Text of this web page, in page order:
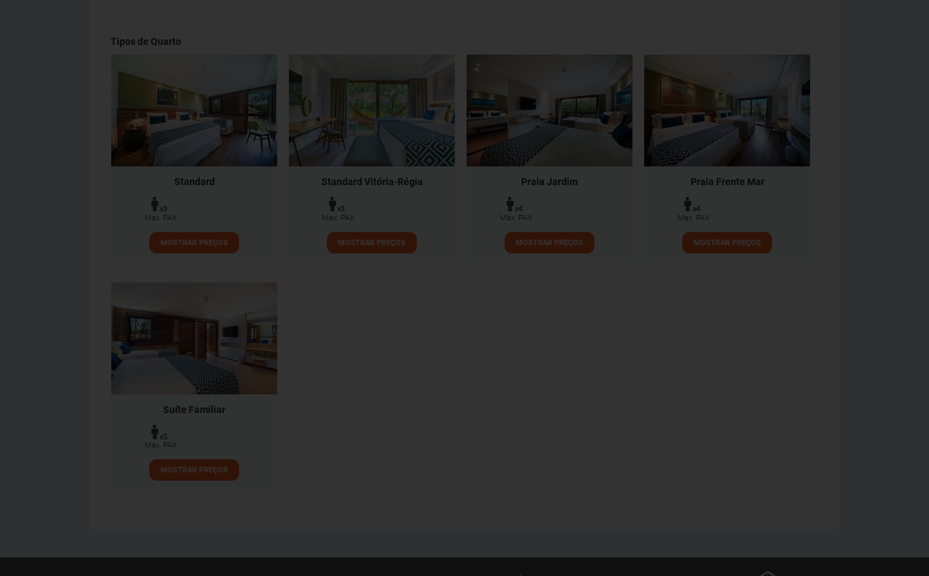
Tipos de Quarto
Standard
x3
Max. PAX
MOSTRAR PREÇOS
Standard Vitória-Régia
x3
Max. PAX
MOSTRAR PREÇOS
Praia Jardim
x4
Max. PAX
MOSTRAR PREÇOS
Praia Frente Mar
x4
Max. PAX
MOSTRAR PREÇOS
Suíte Familiar
x5
Max. PAX
MOSTRAR PREÇOS